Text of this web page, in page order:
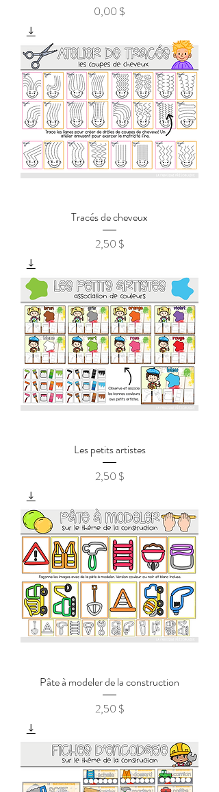
Prix
0,00 $
Tracés de cheveux
Prix
2,50 $
Les petits artistes
Prix
2,50 $
Pâte à modeler de la construction
Prix
2,50 $